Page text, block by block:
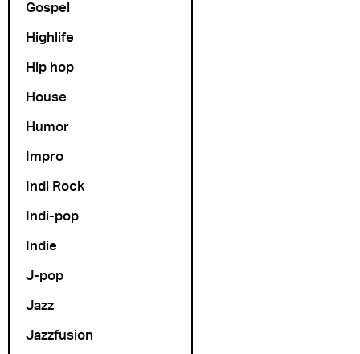
Gospel
Highlife
Hip hop
House
Humor
Impro
Indi Rock
Indi-pop
Indie
J-pop
Jazz
Jazzfusion